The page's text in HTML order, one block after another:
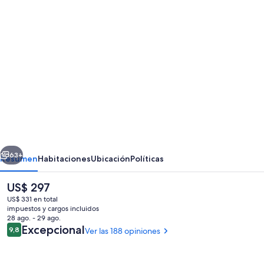
Siguiente
63+
ResumenHabitacionesUbicaciónPolíticas
El
precio
actual
es
de
US$ 297
US$ 297
US$ 331 en total
impuestos y cargos incluidos
28 ago. - 29 ago.
Opiniones
9,89,8 de 10
ExcepcionalVer las 188 opiniones